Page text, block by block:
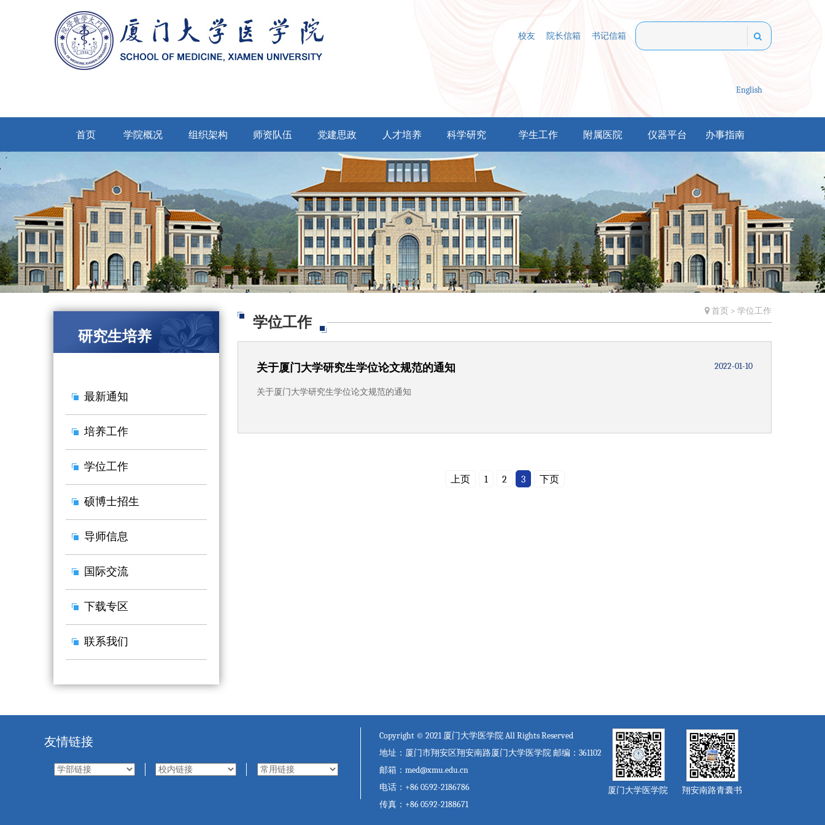
校友 院长信箱 书记信箱
English
首页 学院概况 组织架构 师资队伍 党建思政 人才培养 科学研究 学生工作 附属医院 仪器平台 办事指南
研究生培养
最新通知
培养工作
学位工作
硕博士招生
导师信息
国际交流
下载专区
联系我们
学位工作
首页 > 学位工作
关于厦门大学研究生学位论文规范的通知 2022-01-10
关于厦门大学研究生学位论文规范的通知
上页 1 2 3 下页
友情链接
Copyright © 2021 厦门大学医学院 All Rights Reserved
地址：厦门市翔安区翔安南路厦门大学医学院 邮编：361102
邮箱：med@xmu.edu.cn
电话：+86 0592-2186786
传真：+86 0592-2188671
厦门大学医学院 翔安南路青囊书